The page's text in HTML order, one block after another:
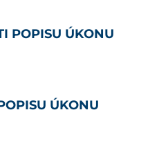
POPISU ÚKONU
ÚKONU